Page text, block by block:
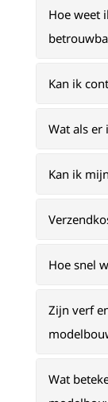
Hoe weet
Kan ik
Wat als er
Kan ik
Hoe snel
Zijn verf
Wat